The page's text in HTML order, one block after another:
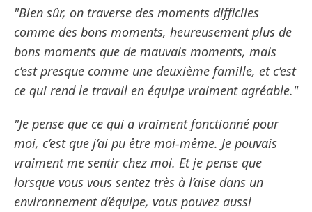
"Bien sûr, on traverse des moments difficiles
comme des bons moments, heureusement plus de
bons moments que de mauvais moments, mais
c’est presque comme une deuxième famille, et c’est
ce qui rend le travail en équipe vraiment agréable."
"Je pense que ce qui a vraiment fonctionné pour
moi, c’est que j’ai pu être moi-même. Je pouvais
vraiment me sentir chez moi. Et je pense que
lorsque vous vous sentez très à l’aise dans un
environnement d’équipe, vous pouvez aussi